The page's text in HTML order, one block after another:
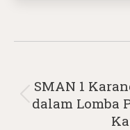
SMAN 1
dalam Lomba